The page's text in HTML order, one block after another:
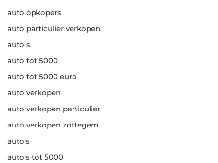
auto opkopers
auto particulier verkopen
auto s
auto tot 5000
auto tot 5000 euro
auto verkopen
auto verkopen particulier
auto verkopen zottegem
auto's
auto's tot 5000